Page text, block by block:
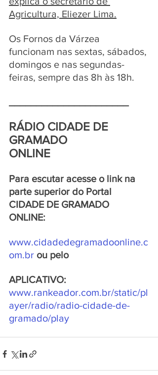
Agricultura, Eliezer Lima.
Os Fornos da Várzea
funcionam nas sextas, sábados,
domingos e nas segundas-
feiras, sempre das 8h às 18h.
RÁDIO CIDADE DE
GRAMADO
ONLINE
Para escutar acesse o link na
parte superior do Portal
CIDADE DE GRAMADO
ONLINE:
www.cidadedegramadoonline.c
om.br ou pelo
APLICATIVO:
www.rankeador.com.br/static/pl
ayer/radio/radio-cidade-de-
gramado/play